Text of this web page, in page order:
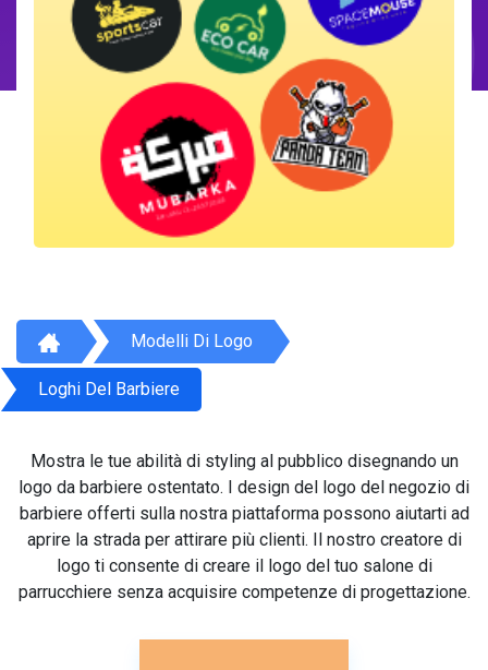
Modelli Di Logo
Loghi Del Barbiere
Mostra le tue abilità di styling al pubblico disegnando un
logo da barbiere ostentato. I design del logo del negozio di
barbiere offerti sulla nostra piattaforma possono aiutarti ad
aprire la strada per attirare più clienti. Il nostro creatore di
logo ti consente di creare il logo del tuo salone di
parrucchiere senza acquisire competenze di progettazione.